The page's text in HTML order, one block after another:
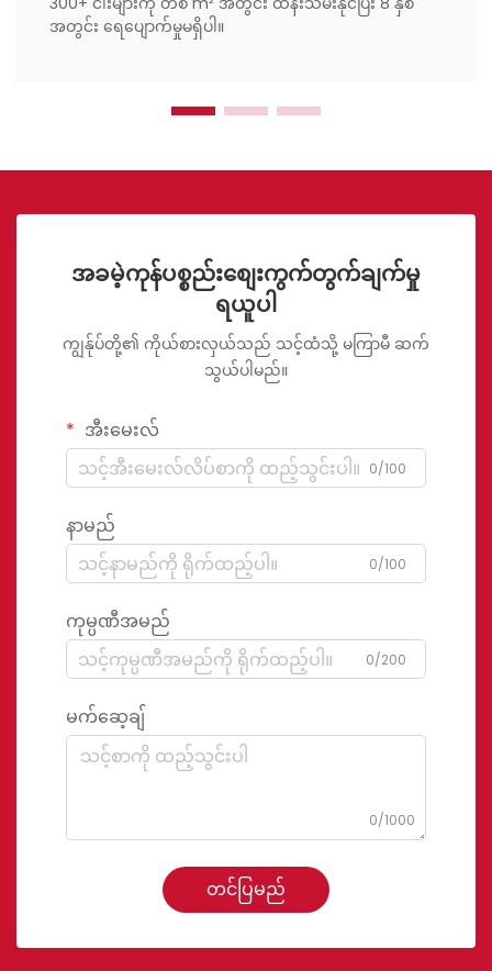
အတွင်း ရေပျောက်မှုမရှိပါ။
အခမဲ့ကုန်ပစ္စည်းစျေးကွက်တွက်ချက်မှု
ရယူပါ
ကျွန်ုပ်တို့၏ ကိုယ်စားလှယ်သည် သင့်ထံသို့ မကြာမီ ဆက်
သွယ်ပါမည်။
အီးမေးလ်
0/100
နာမည်
0/100
ကုမ္ပဏီအမည်
0/200
မက်ဆေ့ချ်
0/1000
တင်ပြမည်